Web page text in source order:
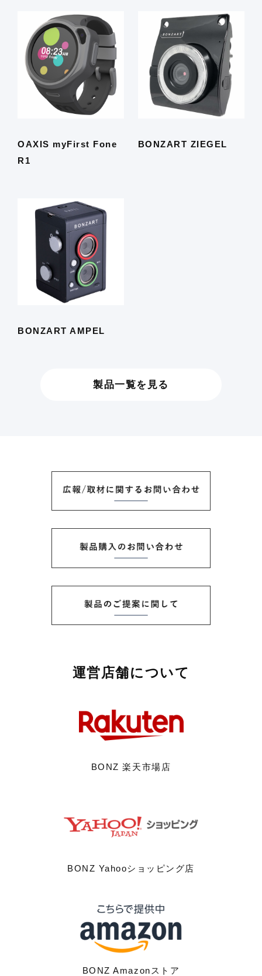
OAXIS myFirst Fone
R1
BONZART ZIEGEL
BONZART AMPEL
製品一覧を見る
運営店舗について
BONZ 楽天市場店
BONZ Yahooショッピング店
BONZ Amazonストア